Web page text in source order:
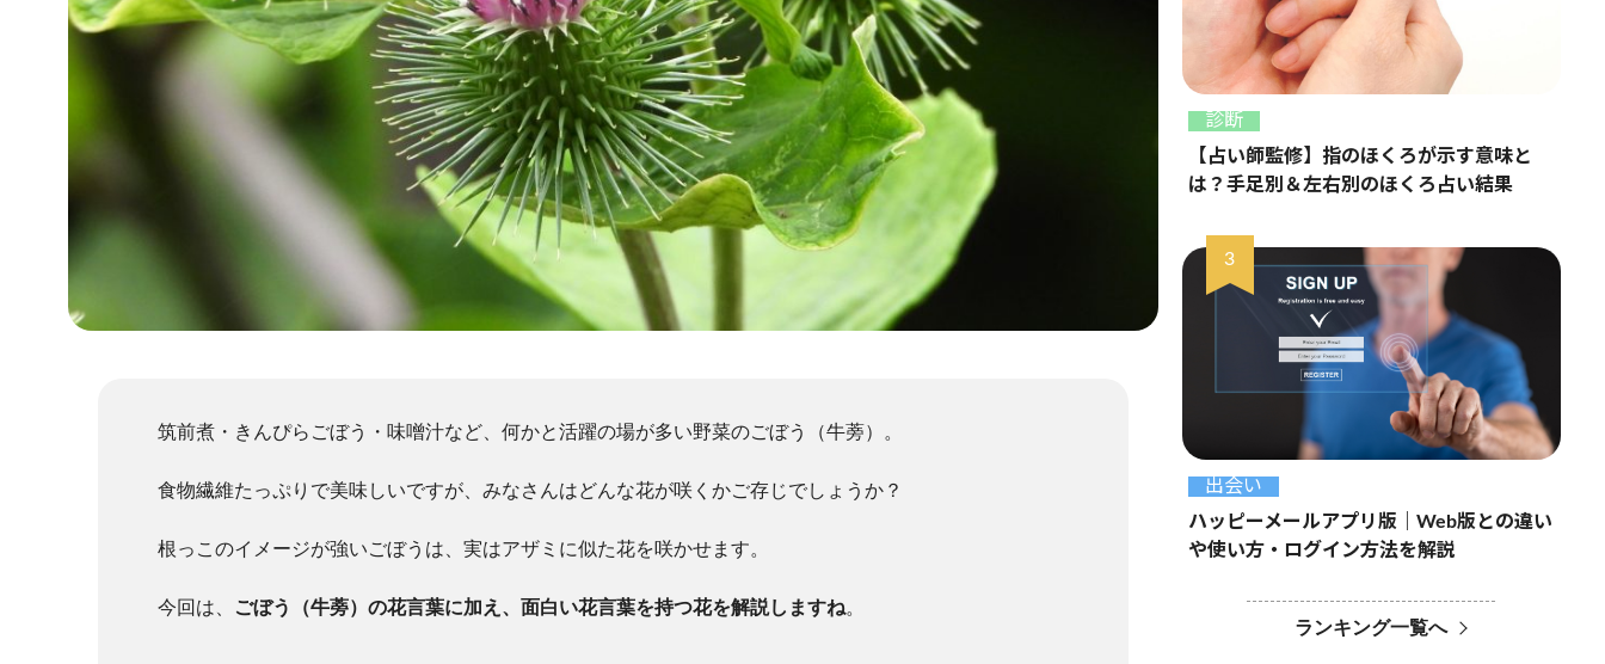
筑前煮・きんぴらごぼう・味噌汁など、何かと活躍の場が多い野菜のごぼう（牛蒡）。
食物繊維たっぷりで美味しいですが、みなさんはどんな花が咲くかご存じでしょうか？
根っこのイメージが強いごぼうは、実はアザミに似た花を咲かせます。
今回は、 ごぼう（牛蒡）の花言葉に加え、面白い花言葉を持つ花を解説しますね。
診断
【占い師監修】指のほくろが示す意味と
は？手足別＆左右別のほくろ占い結果
出会い
ハッピーメールアプリ版｜Web版との違い
や使い方・ログイン方法を解説
ランキング一覧へ